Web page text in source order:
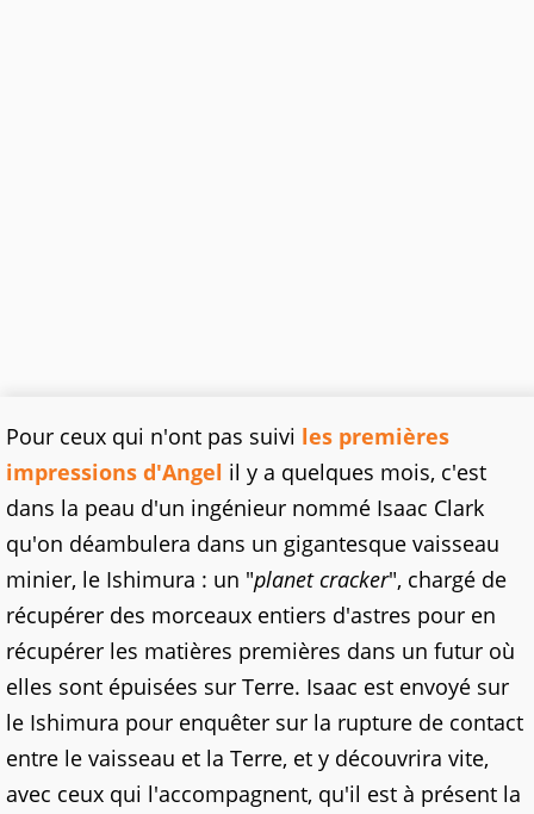
Pour ceux qui n'ont pas suivi les premières
impressions d'Angel il y a quelques mois, c'est
dans la peau d'un ingénieur nommé Isaac Clark
qu'on déambulera dans un gigantesque vaisseau
minier, le Ishimura : un "planet cracker", chargé de
récupérer des morceaux entiers d'astres pour en
récupérer les matières premières dans un futur où
elles sont épuisées sur Terre. Isaac est envoyé sur
le Ishimura pour enquêter sur la rupture de contact
entre le vaisseau et la Terre, et y découvrira vite,
avec ceux qui l'accompagnent, qu'il est à présent la